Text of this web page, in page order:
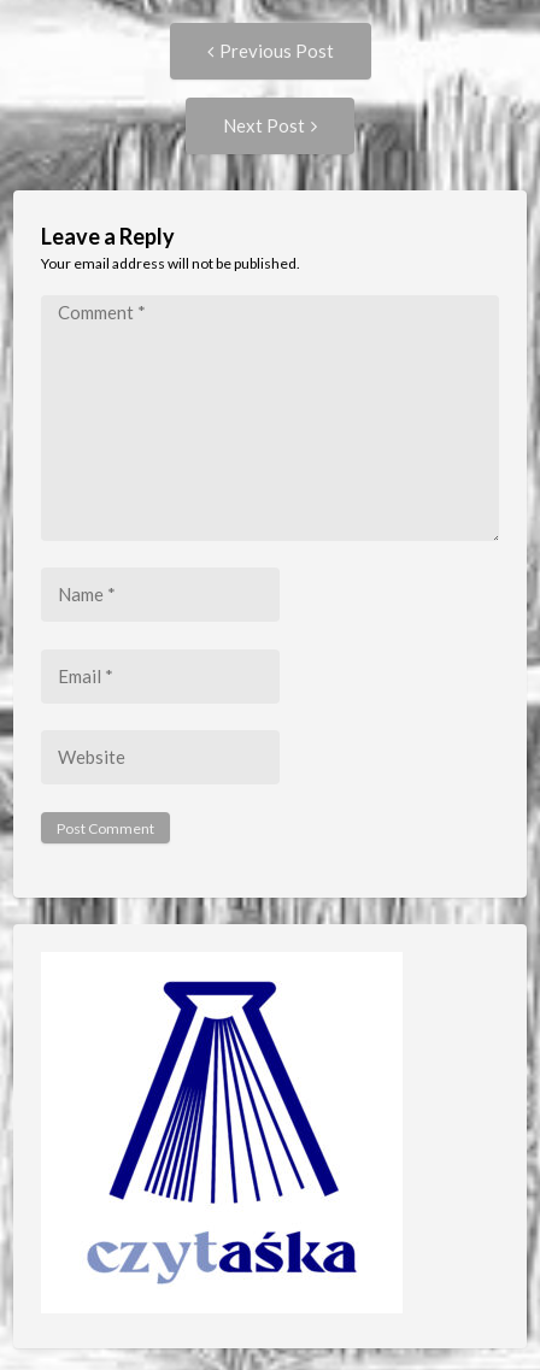
Post
navigation
Previous Post
Previous
Next Post
Next
Post:
Leave a Reply
Your email address will not be published.
Comment